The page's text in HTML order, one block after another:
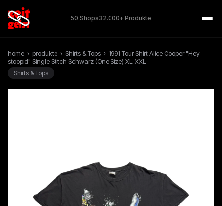
50 Shops32.000+ Produkte
home › produkte › Shirts & Tops › 1991 Tour Shirt Alice Cooper "Hey
stoopid" Single Stitch Schwarz (One Size) XL-XXL
Shirts & Tops